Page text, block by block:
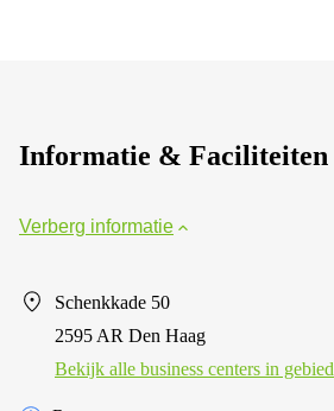
Informatie & Faciliteiten
Verberg informatie
Schenkkade 50
2595 AR Den Haag
Bekijk alle business centers in gebied